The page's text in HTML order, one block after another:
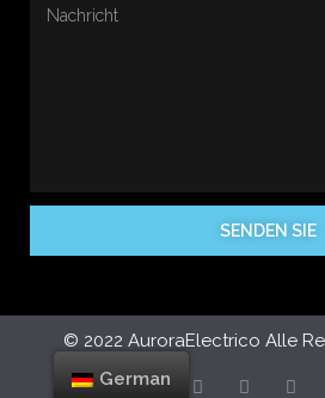
SENDEN SIE
© 2022 AuroraElectrico Alle
German